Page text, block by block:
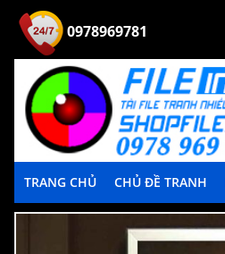
0978969781
TRANG CHỦ CHỦ ĐỀ TRANH